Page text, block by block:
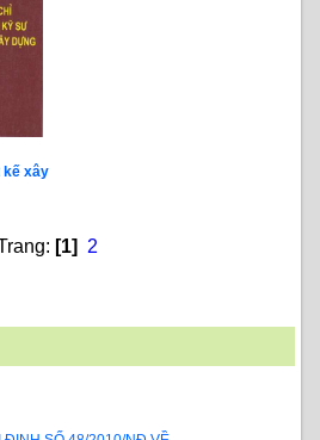
kế xây
[1] 2